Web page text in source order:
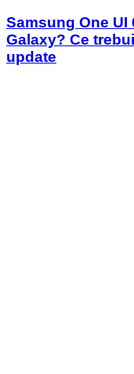
Samsung One UI
Galaxy? Ce
update